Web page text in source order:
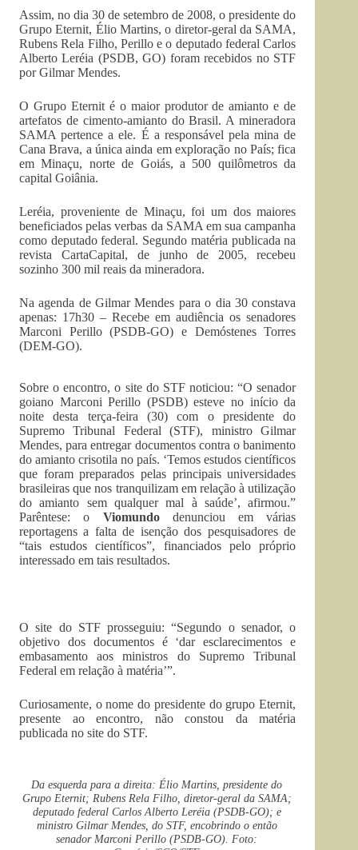
Assim, no dia 30 de setembro de 2008, o presidente do
Grupo Eternit, Élio Martins, o diretor-geral da SAMA,
Rubens Rela Filho, Perillo e o deputado federal Carlos
Alberto Leréia (PSDB, GO) foram recebidos no STF
por Gilmar Mendes.
O Grupo Eternit é o maior produtor de amianto e de
artefatos de cimento-amianto do Brasil. A mineradora
SAMA pertence a ele. É a responsável pela mina de
Cana Brava, a única ainda em exploração no País; fica
em Minaçu, norte de Goiás, a 500 quilômetros da
capital Goiânia.
Leréia, proveniente de Minaçu, foi um dos maiores
beneficiados pelas verbas da SAMA em sua campanha
como deputado federal. Segundo matéria publicada na
revista CartaCapital, de junho de 2005, recebeu
sozinho 300 mil reais da mineradora.
Na agenda de Gilmar Mendes para o dia 30 constava
apenas: 17h30 – Recebe em audiência os senadores
Marconi Perillo (PSDB-GO) e Demóstenes Torres
(DEM-GO).
Sobre o encontro, o site do STF noticiou: “O senador
goiano Marconi Perillo (PSDB) esteve no início da
noite desta terça-feira (30) com o presidente do
Supremo Tribunal Federal (STF), ministro Gilmar
Mendes, para entregar documentos contra o banimento
do amianto crisotila no país. ‘Temos estudos científicos
que foram preparados pelas principais universidades
brasileiras que nos tranquilizam em relação à utilização
do amianto sem qualquer mal à saúde’, afirmou.”
Parêntese: o Viomundodenunciou em várias
reportagens a falta de isenção dos pesquisadores de
“tais estudos científicos”, financiados pelo próprio
interessado em tais resultados.
O site do STF prosseguiu: “Segundo o senador, o
objetivo dos documentos é ‘dar esclarecimentos e
embasamento aos ministros do Supremo Tribunal
Federal em relação à matéria’”.
Curiosamente, o nome do presidente do grupo Eternit,
presente ao encontro, não constou da matéria
publicada no site do STF.
Da esquerda para a direita: Élio Martins, presidente do
Grupo Eternit; Rubens Rela Filho, diretor-geral da SAMA;
deputado federal Carlos Alberto Leréia (PSDB-GO); e
ministro Gilmar Mendes, do STF, encobrindo o então
senador Marconi Perillo (PSDB-GO). Foto: